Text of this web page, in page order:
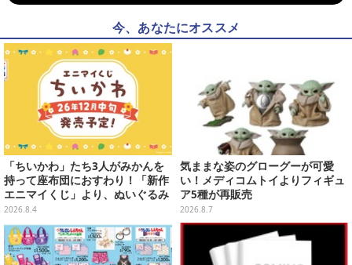
今、あなたにオススメ
「ちいかわ」たち3人がみかんを
持って座布団におすわり！「新作
エニマイくじ」より、ぬいぐるみ
画像が初公開
2026.8.4
気ままな姿のグローグーが可愛
い！メディコムトイよりフィギュ
ア5種が再販売
2026.8.7